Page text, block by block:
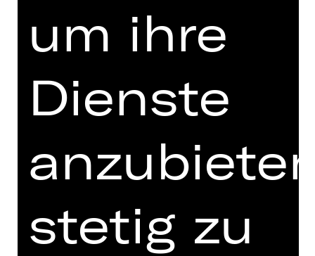
Sa, 11.10.2025, 19.00 Uhr
OPER
Oper von Giuseppe Verdi
Vorstellung
um ihre
Dienste
stetig zu